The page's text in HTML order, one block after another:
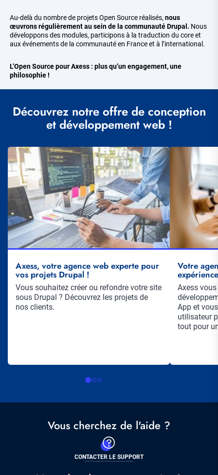
Au-delà du nombre de projets Open Source réalisés, nous
œuvrons régulièrement au sein de la communauté Drupal. Nous
développons des modules, participons à la traduction du core et
aux événements de la communauté en France et à l’international.
L’Open Source pour Axess : plus qu’un engagement, une
philosophie !
Découvrez notre offre de conception
et développement web !
Illustration
vignette
Axess, votre agence web experte pour
vos projets Drupal !
Résumé
Vous souhaitez créer ou refondre votre site
sous Drupal ? Découvrez les projets de
nos clients.
Illustration
Votre
Résumé
Axess
App et
utilisateur
tout pour
Vous cherchez de l'aide ?
CONTACTER LE SUPPORT